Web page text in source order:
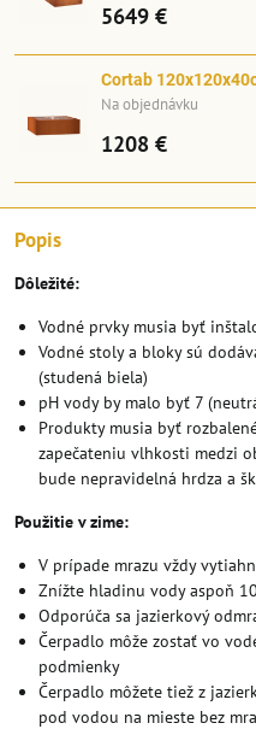
Popis
Dôležité:
Vodné prvky musia byť
Vodné stoly a bloky sú
(studená biela)
pH vody by malo byť 7
Produkty musia byť
zapečateniu vlhkosti medzi
bude nepravidelná hrdza a
Použitie v zime:
V prípade mrazu vždy
Znížte hladinu vody aspoň
Odporúča sa jazierkový
Čerpadlo môže zostať vo
podmienky
Čerpadlo môžete tiež z
pod vodou na mieste bez
5649 €
Cortab
Na objednávku
1208 €